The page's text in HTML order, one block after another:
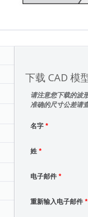
下载 CAD 模
请注意您下载的波形
准确的尺寸公差请查
名字 *
姓 *
电子邮件 *
重新输入电子邮件 *